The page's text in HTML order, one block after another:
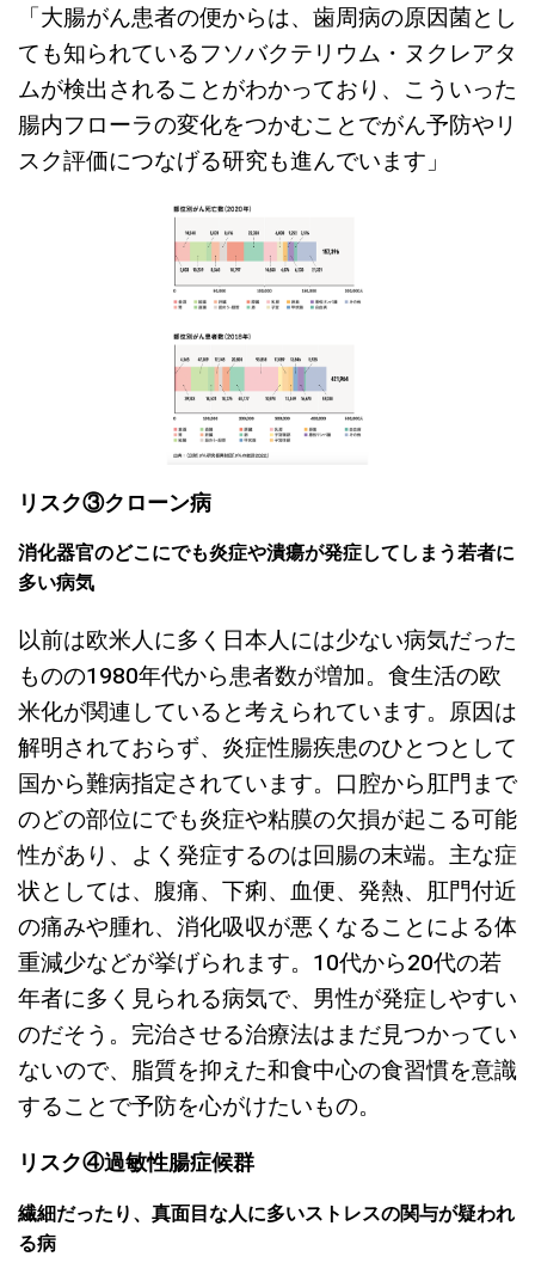
「大腸がん患者の便からは、歯周病の原因菌とし
ても知られているフソバクテリウム・ヌクレアタ
ムが検出されることがわかっており、こういった
腸内フローラの変化をつかむことでがん予防やリ
スク評価につなげる研究も進んでいます」
リスク③クローン病
消化器官のどこにでも炎症や潰瘍が発症してしまう若者に
多い病気
以前は欧米人に多く日本人には少ない病気だった
ものの1980年代から患者数が増加。食生活の欧
米化が関連していると考えられています。原因は
解明されておらず、炎症性腸疾患のひとつとして
国から難病指定されています。口腔から肛門まで
のどの部位にでも炎症や粘膜の欠損が起こる可能
性があり、よく発症するのは回腸の末端。主な症
状としては、腹痛、下痢、血便、発熱、肛門付近
の痛みや腫れ、消化吸収が悪くなることによる体
重減少などが挙げられます。10代から20代の若
年者に多く見られる病気で、男性が発症しやすい
のだそう。完治させる治療法はまだ見つかってい
ないので、脂質を抑えた和食中心の食習慣を意識
することで予防を心がけたいもの。
リスク④過敏性腸症候群
繊細だったり、真面目な人に多いストレスの関与が疑われ
る病